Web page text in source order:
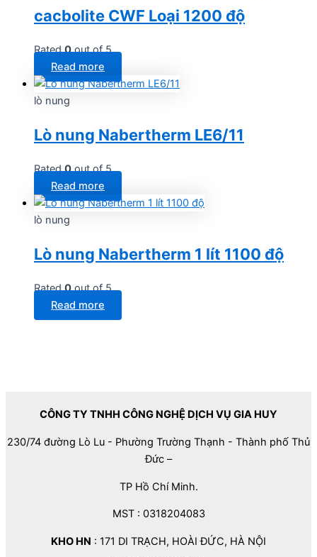
cacbolite CWF Loại 1200 độ
Rated0out of 5
Read more
lò nung
Lò nung Nabertherm LE6/11
Rated0out of 5
Read more
lò nung
Lò nung Nabertherm 1 lít 1100 độ
Rated0out of 5
Read more
CÔNG TY TNHH CÔNG NGHỆ DỊCH VỤ GIA HUY
230/74 đường Lò Lu - Phường Trường Thạnh - Thành phố Thủ
Đức –
TP Hồ Chí Minh.
MST : 0318204083
KHO HN : 171 DI TRẠCH, HOÀI ĐỨC, HÀ NỘI